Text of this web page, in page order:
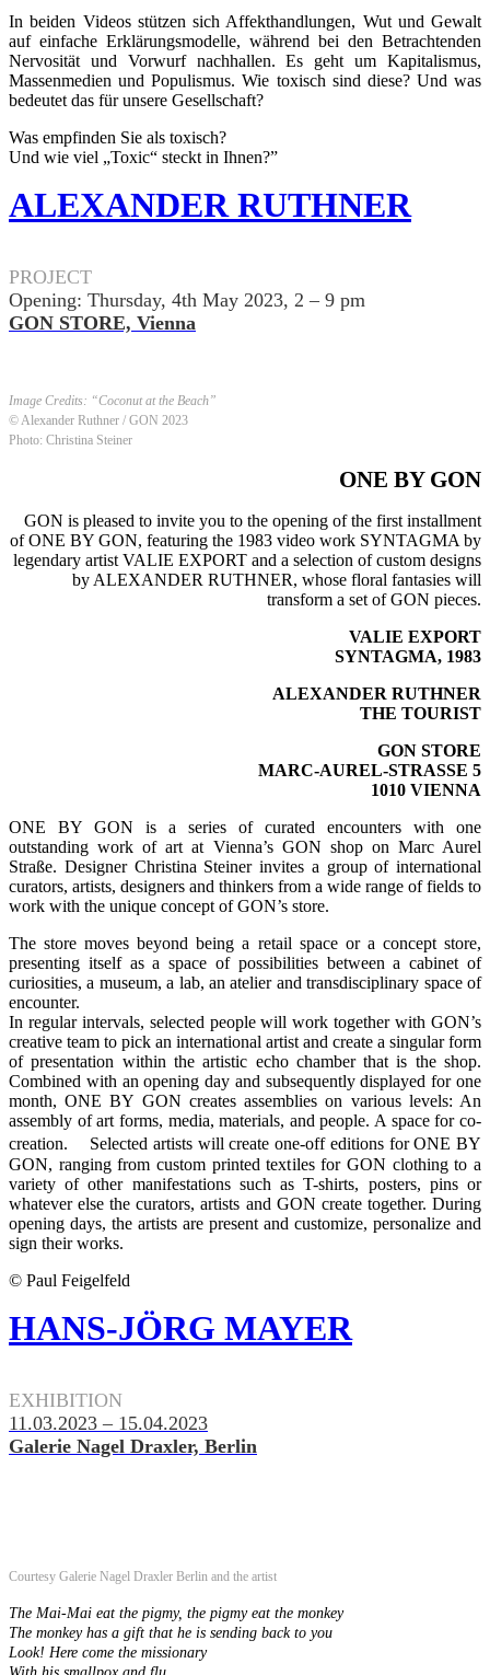
In beiden Videos stützen sich Affekthandlungen, Wut und Gewalt
auf einfache Erklärungsmodelle, während bei den Betrachtenden
Nervosität und Vorwurf nachhallen. Es geht um Kapitalismus,
Massenmedien und Populismus. Wie toxisch sind diese? Und was
bedeutet das für unsere Gesellschaft?
Was empfinden Sie als toxisch?
Und wie viel „Toxic“ steckt in Ihnen?”
ALEXANDER RUTHNER
PROJECT
Opening: Thursday, 4th May 2023, 2 – 9 pm
GON STORE, Vienna
Image Credits: “Coconut at the Beach”
© Alexander Ruthner / GON 2023
Photo: Christina Steiner
ONE BY GON
GON is pleased to invite you to the opening of the first installment
of ONE BY GON, featuring the 1983 video work SYNTAGMA by
legendary artist VALIE EXPORT and a selection of custom designs
by ALEXANDER RUTHNER, whose floral fantasies will
transform a set of GON pieces.
VALIE EXPORT
SYNTAGMA, 1983
ALEXANDER RUTHNER
THE TOURIST
GON STORE
MARC-AUREL-STRASSE 5
1010 VIENNA
ONE BY GON is a series of curated encounters with one
outstanding work of art at Vienna’s GON shop on Marc Aurel
Straße. Designer Christina Steiner invites a group of international
curators, artists, designers and thinkers from a wide range of fields to
work with the unique concept of GON’s store.
The store moves beyond being a retail space or a concept store,
presenting itself as a space of possibilities between a cabinet of
curiosities, a museum, a lab, an atelier and transdisciplinary space of
encounter.
In regular intervals, selected people will work together with GON’s
creative team to pick an international artist and create a singular form
of presentation within the artistic echo chamber that is the shop.
Combined with an opening day and subsequently displayed for one
month, ONE BY GON creates assemblies on various levels: An
assembly of art forms, media, materials, and people. A space for co-
creation. Selected artists will create one-off editions for ONE BY
GON, ranging from custom printed textiles for GON clothing to a
variety of other manifestations such as T-shirts, posters, pins or
whatever else the curators, artists and GON create together. During
opening days, the artists are present and customize, personalize and
sign their works.
© Paul Feigelfeld
HANS-JÖRG MAYER
EXHIBITION
11.03.2023 – 15.04.2023
Galerie Nagel Draxler, Berlin
Courtesy Galerie Nagel Draxler Berlin and the artist
The Mai-Mai eat the pigmy, the pigmy eat the monkey
The monkey has a gift that he is sending back to you
Look! Here come the missionary